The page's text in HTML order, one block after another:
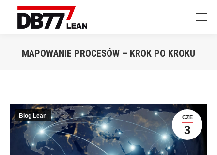
MAPOWANIE PROCESÓW – KROK PO KROKU
CZE
3
Blog Lean